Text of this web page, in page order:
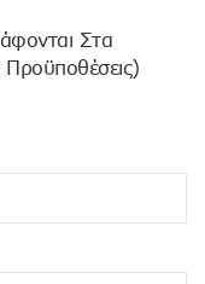
Στα